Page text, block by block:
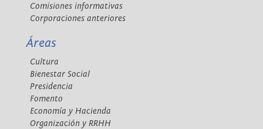
Comisiones informativas
Corporaciones anteriores
Áreas
Cultura
Bienestar Social
Presidencia
Fomento
Economía y Hacienda
Organización y RRHH